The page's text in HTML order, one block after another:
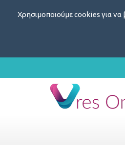
Χρησιμοποιούμε cookies για